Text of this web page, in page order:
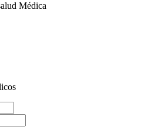
Médica
salud Médica